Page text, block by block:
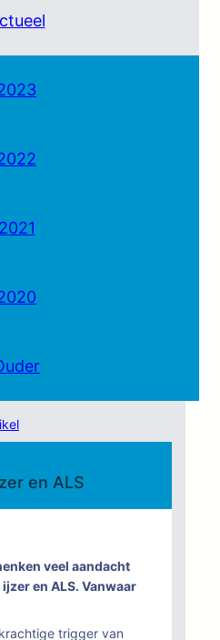
2021
en ALS
veel aandacht
en ALS. Vanwaar
trigger van